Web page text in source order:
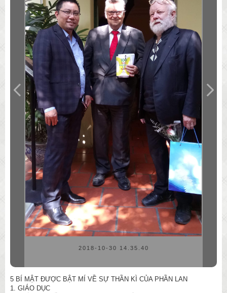
2018-10-30 14.35.40
5 BÍ MẬT ĐƯỢC BẬT MÍ VỀ SỰ THẦN KÌ CỦA PHẦN LAN
1. GIÁO DỤC